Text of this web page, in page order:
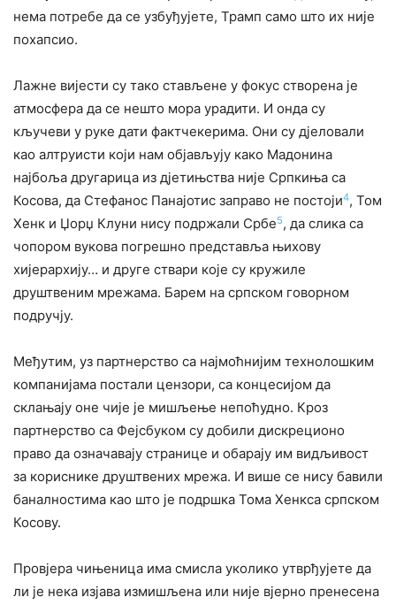
нема потребе да се узбуђујете, Трамп само што их није
похапсио.
Лажне вијести су тако стављене у фокус створена је
атмосфера да се нешто мора урадити. И онда су
кључеви у руке дати фактчекерима. Они су дјеловали
као алтруисти који нам објављују како Мадонина
најбоља другарица из дјетињства није Српкиња са
Косова, да Стефанос Панајотис заправо не постоји4, Том
Хенк и Џорџ Клуни нису подржали Србе5, да слика са
чопором вукова погрешно представља њихову
хијерархију… и друге ствари које су кружиле
друштвеним мрежама. Барем на српском говорном
подручју.
Међутим, уз партнерство са најмоћнијим технолошким
компанијама постали цензори, са концесијом да
склањају оне чије је мишљење непоћудно. Кроз
партнерство са Фејсбуком су добили дискреционо
право да означавају странице и обарају им видљивост
за кориснике друштвених мрежа. И више се нису бавили
баналностима као што је подршка Тома Хенкса српском
Косову.
Провјера чињеница има смисла уколико утврђујете да
ли је нека изјава измишљена или није вјерно пренесена